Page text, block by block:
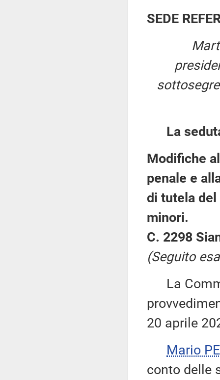
SEDE
La
Modifiche
penale e
di tutela
minori.
C. 2298
(Seguito
La
20 aprile
Mario
conto delle